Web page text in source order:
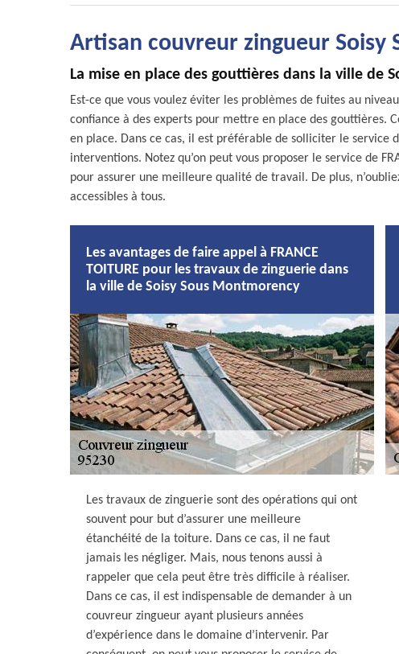
Artisan couvreur zingueur Soisy
La mise en place des gouttières dans la ville de
Est-ce que vous voulez éviter les problèmes de fuites au
confiance à des experts pour mettre en place des gouttières.
en place. Dans ce cas, il est préférable de solliciter le service
interventions. Notez qu’on peut vous proposer le service de
pour assurer une meilleure qualité de travail. De plus,
accessibles à tous.
Les avantages de faire appel à FRANCE
TOITURE pour les travaux de zinguerie dans
la ville de Soisy Sous Montmorency
Les travaux de zinguerie sont des opérations qui ont
souvent pour but d’assurer une meilleure
étanchéité de la toiture. Dans ce cas, il ne faut
jamais les négliger. Mais, nous tenons aussi à
rappeler que cela peut être très difficile à réaliser.
Dans ce cas, il est indispensable de demander à un
couvreur zingueur ayant plusieurs années
d’expérience dans le domaine d’intervenir. Par